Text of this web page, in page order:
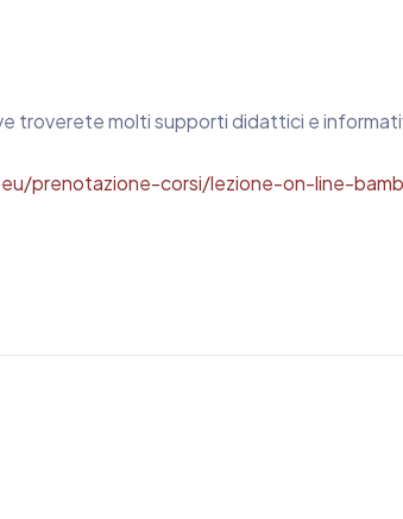
troverete molti supporti didattici e
prenotazione-corsi/lezione-on-line-